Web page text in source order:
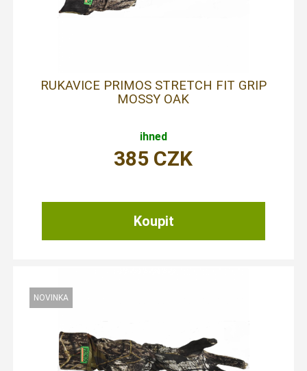
RUKAVICE PRIMOS STRETCH FIT GRIP
MOSSY OAK
ihned
385 CZK